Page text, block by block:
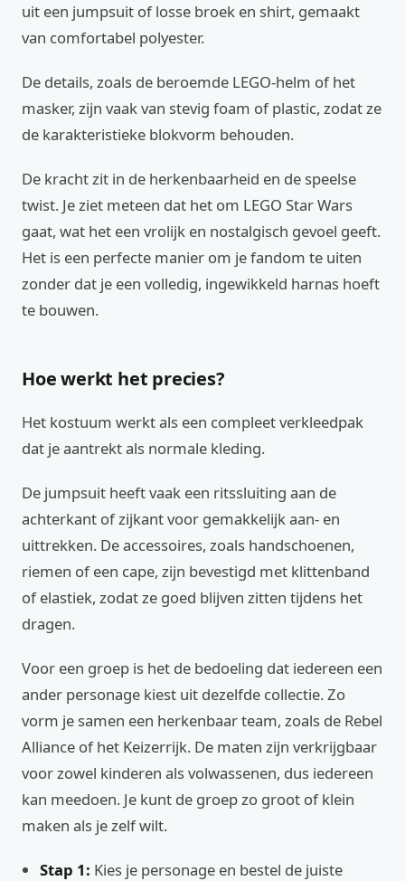
uit een jumpsuit of losse broek en shirt, gemaakt
van comfortabel polyester.
De details, zoals de beroemde LEGO-helm of het
masker, zijn vaak van stevig foam of plastic, zodat ze
de karakteristieke blokvorm behouden.
De kracht zit in de herkenbaarheid en de speelse
twist. Je ziet meteen dat het om LEGO Star Wars
gaat, wat het een vrolijk en nostalgisch gevoel geeft.
Het is een perfecte manier om je fandom te uiten
zonder dat je een volledig, ingewikkeld harnas hoeft
te bouwen.
Hoe werkt het precies?
Het kostuum werkt als een compleet verkleedpak
dat je aantrekt als normale kleding.
De jumpsuit heeft vaak een ritssluiting aan de
achterkant of zijkant voor gemakkelijk aan- en
uittrekken. De accessoires, zoals handschoenen,
riemen of een cape, zijn bevestigd met klittenband
of elastiek, zodat ze goed blijven zitten tijdens het
dragen.
Voor een groep is het de bedoeling dat iedereen een
ander personage kiest uit dezelfde collectie. Zo
vorm je samen een herkenbaar team, zoals de Rebel
Alliance of het Keizerrijk. De maten zijn verkrijgbaar
voor zowel kinderen als volwassenen, dus iedereen
kan meedoen. Je kunt de groep zo groot of klein
maken als je zelf wilt.
Stap 1: Kies je personage en bestel de juiste